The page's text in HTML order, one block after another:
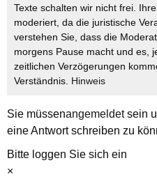
Texte schalten wir nicht frei.
moderiert, da die juristische
verstehen Sie, dass die
morgens Pause macht und es,
zeitlichen Verzögerungen
Verständnis. Hinweis
Sie müssenangemeldetsein
eine Antwort schreiben zu
Bitte loggen Sie sich ein
×